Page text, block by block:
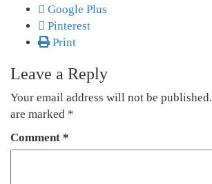
Google Plus
Pinterest
Print
Leave a Reply
Your email address will not be published.
are marked *
Comment *